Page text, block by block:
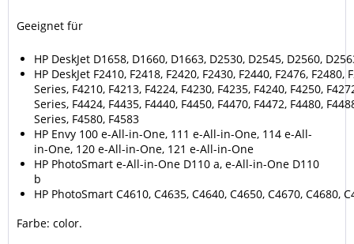
Geeignet für
HP DeskJet D1658, D1660, D1663, D2530, D2545, D2560,
HP DeskJet F2410, F2418, F2420, F2430, F2440, F2476, F2480,
Series, F4210, F4213, F4224, F4230, F4235, F4240, F4250,
Series, F4424, F4435, F4440, F4450, F4470, F4472, F4480,
Series, F4580, F4583
HP Envy 100 e-All-in-One, 111 e-All-in-One, 114 e-All-
in-One, 120 e-All-in-One, 121 e-All-in-One
HP PhotoSmart e-All-in-One D110 a, e-All-in-One D110
b
HP PhotoSmart C4610, C4635, C4640, C4650, C4670, C4680,
Farbe: color.